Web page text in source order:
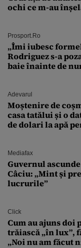
ochi ce m-au
Prosport.ro
„Îmi iubesc
Rodriguez s-a
baie înainte de
Adevarul
Moștenire de
casa tatălui și o
de dolari la apă
Mediafax
Guvernul
Câciu: „Mint și
lucrurile”
Click
Cum au ajuns doi
trăiască „în lux”,
„Noi nu am făcut